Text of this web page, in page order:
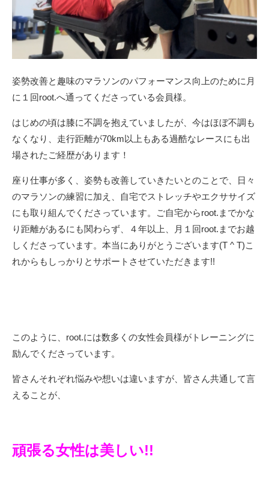
姿勢改善と趣味のマラソンのパフォーマンス向上のために月
に１回root.へ通ってくださっている会員様。
はじめの頃は膝に不調を抱えていましたが、今はほぼ不調も
なくなり、走行距離が70km以上もある過酷なレースにも出
場されたご経歴があります！
座り仕事が多く、姿勢も改善していきたいとのことで、日々
のマラソンの練習に加え、自宅でストレッチやエクササイズ
にも取り組んでくださっています。ご自宅からroot.までかな
り距離があるにも関わらず、４年以上、月１回root.までお越
しくださっています。本当にありがとうございます(T ^ T)こ
れからもしっかりとサポートさせていただきます!!
このように、root.には数多くの女性会員様がトレーニングに
励んでくださっています。
皆さんそれぞれ悩みや想いは違いますが、皆さん共通して言
えることが、
頑張る女性は美しい!!